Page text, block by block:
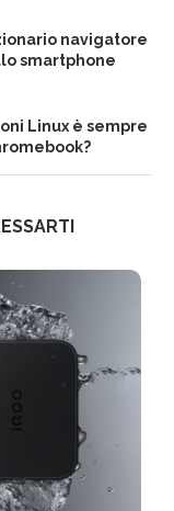
navigatore
smartphone
Linux è sempre